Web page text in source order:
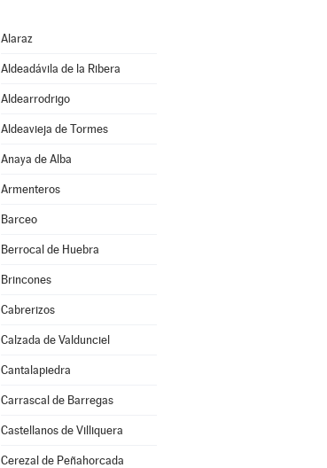
Alaraz
Aldeadávila de la Ribera
Aldearrodrigo
Aldeavieja de Tormes
Anaya de Alba
Armenteros
Barceo
Berrocal de Huebra
Brincones
Cabrerizos
Calzada de Valdunciel
Cantalapiedra
Carrascal de Barregas
Castellanos de Villiquera
Cerezal de Peñahorcada